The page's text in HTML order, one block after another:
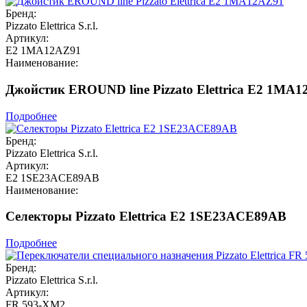
Бренд:
Pizzato Elettrica S.r.l.
Артикул:
E2 1MA12AZ91
Наименование:
Джойстик EROUND line Pizzato Elettrica E2
Подробнее
Бренд:
Pizzato Elettrica S.r.l.
Артикул:
E2 1SE23ACE89AB
Наименование:
Селекторы Pizzato Elettrica E2 1SE23ACE89AB
Подробнее
Бренд:
Pizzato Elettrica S.r.l.
Артикул:
FR 593-XM2